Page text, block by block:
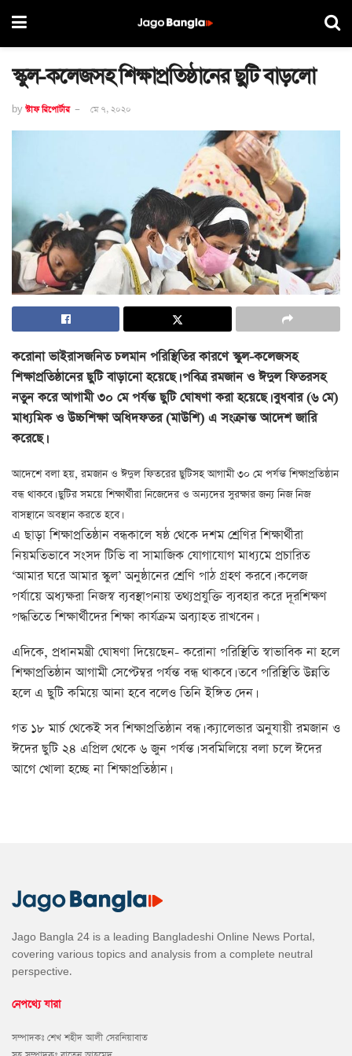
স্কুল-কলেজসহ শিক্ষাপ্রতিষ্ঠানের ছুটি বাড়লো
by স্টাফ রিপোর্টার মে ৭, ২০২০
করোনা ভাইরাসজনিত চলমান পরিস্থিতির কারণে স্কুল-কলেজসহ
শিক্ষাপ্রতিষ্ঠানের ছুটি বাড়ানো হয়েছে। পবিত্র রমজান ও ঈদুল ফিতরসহ
নতুন করে আগামী ৩০ মে পর্যন্ত ছুটি ঘোষণা করা হয়েছে। বুধবার (৬ মে)
মাধ্যমিক ও উচ্চশিক্ষা অধিদফতর (মাউশি) এ সংক্রান্ত আদেশ জারি
করেছে।
আদেশে বলা হয়, রমজান ও ঈদুল ফিতরের ছুটিসহ আগামী ৩০ মে পর্যন্ত শিক্ষাপ্রতিষ্ঠান
বন্ধ থাকবে। ছুটির সময়ে শিক্ষার্থীরা নিজেদের ও অন্যদের সুরক্ষার জন্য নিজ নিজ
বাসস্থানে অবস্থান করতে হবে।
এ ছাড়া শিক্ষাপ্রতিষ্ঠান বন্ধকালে ষষ্ঠ থেকে দশম শ্রেণির শিক্ষার্থীরা
নিয়মতিভাবে সংসদ টিভি বা সামাজিক যোগাযোগ মাধ্যমে প্রচারিত
‌‘আমার ঘরে আমার স্কুল’ অনুষ্ঠানের শ্রেণি পাঠ গ্রহণ করবে। কলেজ
পর্যায়ে অধ্যক্ষরা নিজস্ব ব্যবস্থাপনায় তথ্যপ্রযুক্তি ব্যবহার করে দূরশিক্ষণ
পদ্ধতিতে শিক্ষার্থীদের শিক্ষা কার্যক্রম অব্যাহত রাখবেন।
এদিকে, প্রধানমন্ত্রী ঘোষণা দিয়েছেন- করোনা পরিস্থিতি স্বাভাবিক না হলে
শিক্ষাপ্রতিষ্ঠান আগামী সেপ্টেম্বর পর্যন্ত বন্ধ থাকবে। তবে পরিস্থিতি উন্নতি
হলে এ ছুটি কমিয়ে আনা হবে বলেও তিনি ইঙ্গিত দেন।
গত ১৮ মার্চ থেকেই সব শিক্ষাপ্রতিষ্ঠান বন্ধ। ক্যালেন্ডার অনুযায়ী রমজান ও
ঈদের ছুটি ২৪ এপ্রিল থেকে ৬ জুন পর্যন্ত। সবমিলিয়ে বলা চলে ঈদের
আগে খোলা হচ্ছে না শিক্ষাপ্রতিষ্ঠান।
Jago Bangla 24 is a leading Bangladeshi Online News Portal,
covering various topics and analysis from a complete neutral
perspective.
নেপথ্যে যারা
সম্পাদকঃ শেখ শহীদ আলী সেরনিয়াবাত